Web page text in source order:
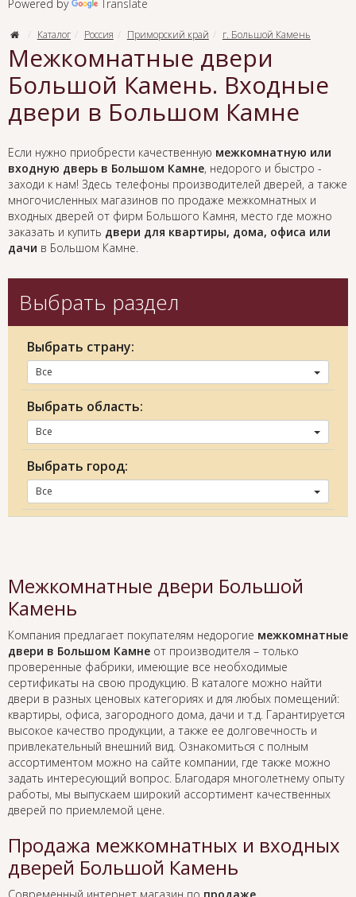
Powered by Translate
Каталог Россия Приморский край г. Большой Камень
Межкомнатные двери
Большой Камень. Входные
двери в Большом Камне
Если нужно приобрести качественную межкомнатную или
входную дверь в Большом Камне, недорого и быстро -
заходи к нам! Здесь телефоны производителей дверей, а также
многочисленных магазинов по продаже межкомнатных и
входных дверей от фирм Большого Камня, место где можно
заказать и купить двери для квартиры, дома, офиса или
дачи в Большом Камне.
Выбрать раздел
Выбрать страну:
Все
Выбрать область:
Все
Выбрать город:
Все
Межкомнатные двери Большой
Камень
Компания предлагает покупателям недорогие межкомнатные
двери в Большом Камне от производителя – только
проверенные фабрики, имеющие все необходимые
сертификаты на свою продукцию. В каталоге можно найти
двери в разных ценовых категориях и для любых помещений:
квартиры, офиса, загородного дома, дачи и т.д. Гарантируется
высокое качество продукции, а также ее долговечность и
привлекательный внешний вид. Ознакомиться с полным
ассортиментом можно на сайте компании, где также можно
задать интересующий вопрос. Благодаря многолетнему опыту
работы, мы выпускаем широкий ассортимент качественных
дверей по приемлемой цене.
Продажа межкомнатных и входных
дверей Большой Камень